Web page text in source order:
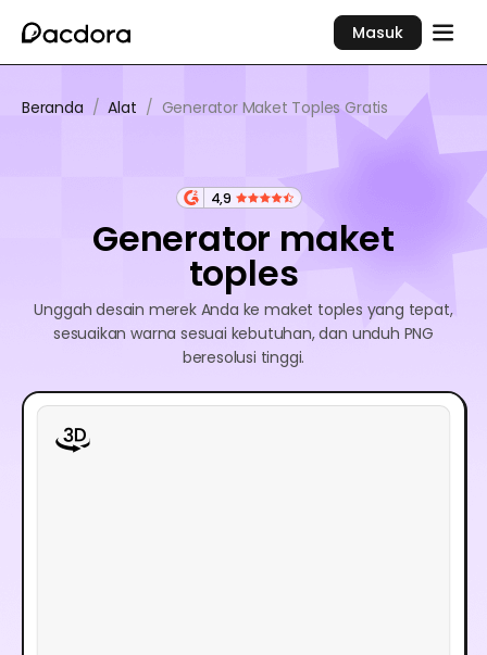
Masuk
Beranda / Alat / Generator Maket Toples Gratis
4,9
Generator maket
toples
Unggah desain merek Anda ke maket toples yang tepat,
sesuaikan warna sesuai kebutuhan, dan unduh PNG
beresolusi tinggi.